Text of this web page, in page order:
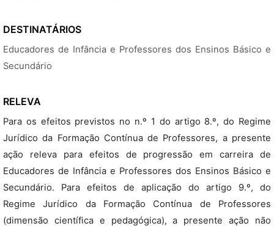
DESTINATÁRIOS
Educadores de Infância e Professores dos Ensinos Básico e
Secundário
RELEVA
Para os efeitos previstos no n.º 1 do artigo 8.º, do Regime
Jurídico da Formação Contínua de Professores, a presente
ação releva para efeitos de progressão em carreira de
Educadores de Infância e Professores dos Ensinos Básico e
Secundário. Para efeitos de aplicação do artigo 9.º, do
Regime Jurídico da Formação Contínua de Professores
(dimensão científica e pedagógica), a presente ação não